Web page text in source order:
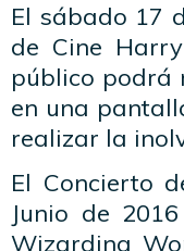
El sábado 17
de Cine
público podrá
en una
realizar la
El Concierto
Junio de
Wizarding